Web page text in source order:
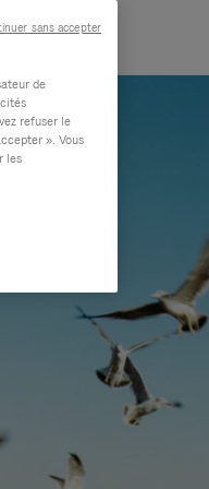
de
refuser le
». Vous
les
sans accepter